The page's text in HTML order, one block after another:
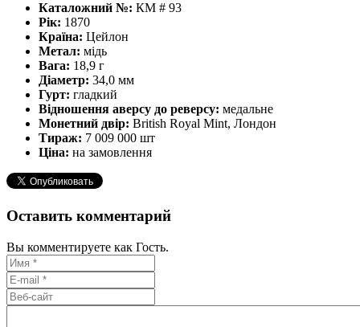
Каталожний №: КМ # 93
Рік: 1870
Країна: Цейлон
Метал: мідь
Вага: 18,9 г
Діаметр: 34,0 мм
Гурт: гладкий
Відношення аверсу до реверсу: медальне
Монетний двір: British Royal Mint, Лондон
Тираж: 7 009 000 шт
Ціна: на замовлення
Оставить комментарий
Вы комментируете как Гость.